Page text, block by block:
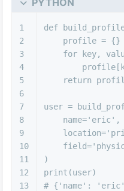
PYTHON
1
2
3
4
5
6
7
8
9
10
11
12
13
def
    profile = {}
for key,
return
user =
    name=
'eric' ,
    location=
    field=
)
print (user)
# {'name':